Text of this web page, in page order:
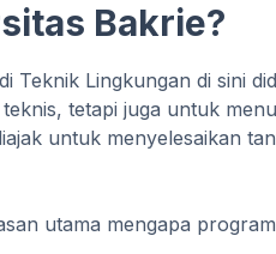
Bakrie?
Teknik Lingkungan di sini
tetapi juga untuk
untuk menyelesaikan
utama mengapa